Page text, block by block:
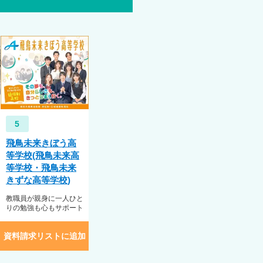
動や文化祭、スポート大会な
障害
確定するものではありませ
5
飛鳥未来きぼう高
等学校(飛鳥未来高
等学校・飛鳥未来
きずな高等学校)
教職員が親身に一人ひと
りの勉強も心もサポート
資料請求リストに追加